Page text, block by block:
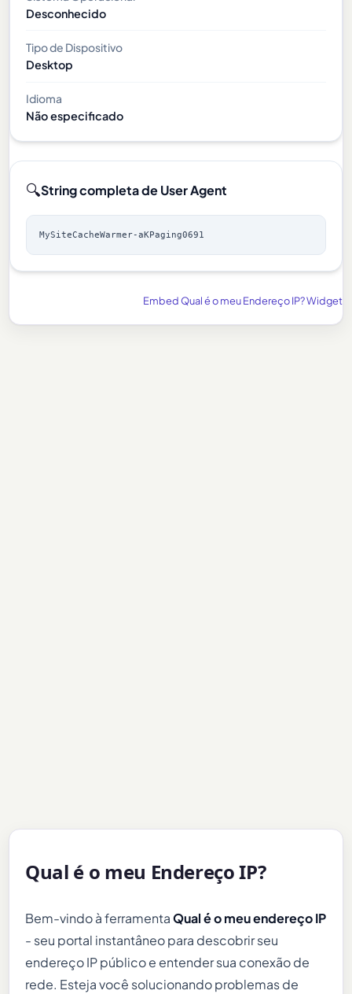
Desconhecido
Tipo de Dispositivo
Desktop
Idioma
Não especificado
🔍String completa de User Agent
MySiteCacheWarmer-aKPaging0691
Embed Qual é o meu Endereço IP? Widget
Qual é o meu Endereço IP?
Bem-vindo à ferramentaQual é o meu endereço IP
- seu portal instantâneo para descobrir seu
endereço IP público e entender sua conexão de
rede. Esteja você solucionando problemas de